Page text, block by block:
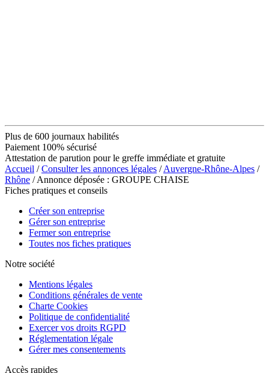
Plus de 600 journaux habilités
Paiement 100% sécurisé
Attestation de parution pour le greffe immédiate et gratuite
Accueil /Consulter les annonces légales /Auvergne-Rhône-Alpes /
Rhône / Annonce déposée : GROUPE CHAISE
Fiches pratiques et conseils
Créer son entreprise
Gérer son entreprise
Fermer son entreprise
Toutes nos fiches pratiques
Notre société
Mentions légales
Conditions générales de vente
Charte Cookies
Politique de confidentialité
Exercer vos droits RGPD
Réglementation légale
Gérer mes consentements
Accès rapides